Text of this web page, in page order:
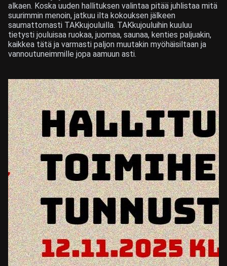
alkaen. Koska uuden hallituksen valintaa pitää juhlistaa mitä
suurimmin menoin, jatkuu ilta kokouksen jälkeen
saumattomasti TAKkujouluilla. TAKkujouluihin kuuluu
tietysti jouluisaa ruokaa, juomaa, saunaa, kenties paljuakin,
kaikkea tätä ja varmasti paljon muutakin myöhäisiltaan ja
vannoutuneimmille jopa aamuun asti.